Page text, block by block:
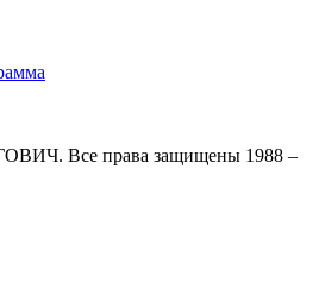
Все права защищены 1988 –